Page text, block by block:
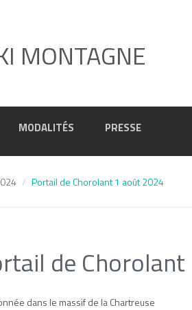
MONTAGNE
MODALITÉS PRESSE
Portail de Chorolant 1 août 2024
de
dans le massif de la Chartreuse